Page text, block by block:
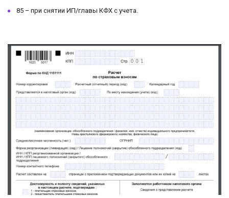
85 – при снятии ИП/главы КФХ с учета.